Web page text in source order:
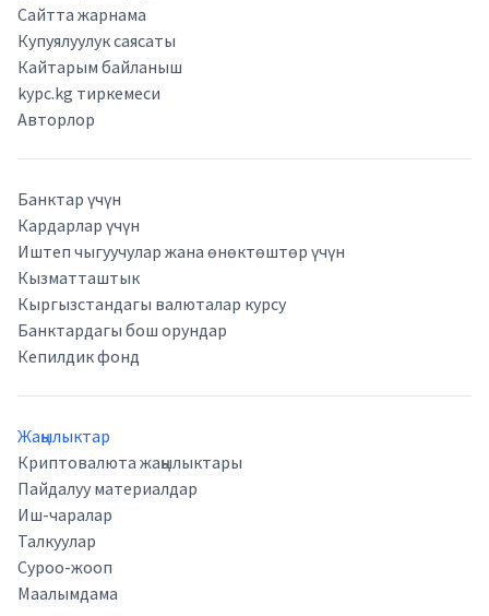
Сайтта жарнама
Купуялуулук саясаты
Кайтарым байланыш
kypc.kg тиркемеси
Авторлор
Банктар үчүн
Кардарлар үчүн
Иштеп чыгуучулар жана өнөктөштөр үчүн
Кызматташтык
Кыргызстандагы валюталар курсу
Банктардагы бош орундар
Кепилдик фонд
Жаңылыктар
Криптовалюта жаңылыктары
Пайдалуу материалдар
Иш-чаралар
Талкуулар
Суроо-жооп
Маалымдама